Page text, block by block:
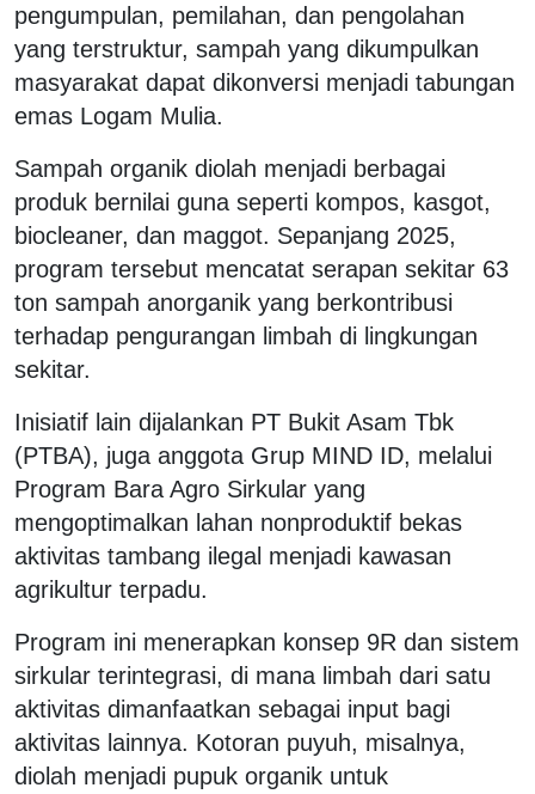
pengumpulan, pemilahan, dan pengolahan
yang terstruktur, sampah yang dikumpulkan
masyarakat dapat dikonversi menjadi tabungan
emas Logam Mulia.
Sampah organik diolah menjadi berbagai
produk bernilai guna seperti kompos, kasgot,
biocleaner, dan maggot. Sepanjang 2025,
program tersebut mencatat serapan sekitar 63
ton sampah anorganik yang berkontribusi
terhadap pengurangan limbah di lingkungan
sekitar.
Inisiatif lain dijalankan PT Bukit Asam Tbk
(PTBA), juga anggota Grup MIND ID, melalui
Program Bara Agro Sirkular yang
mengoptimalkan lahan nonproduktif bekas
aktivitas tambang ilegal menjadi kawasan
agrikultur terpadu.
Program ini menerapkan konsep 9R dan sistem
sirkular terintegrasi, di mana limbah dari satu
aktivitas dimanfaatkan sebagai input bagi
aktivitas lainnya. Kotoran puyuh, misalnya,
diolah menjadi pupuk organik untuk